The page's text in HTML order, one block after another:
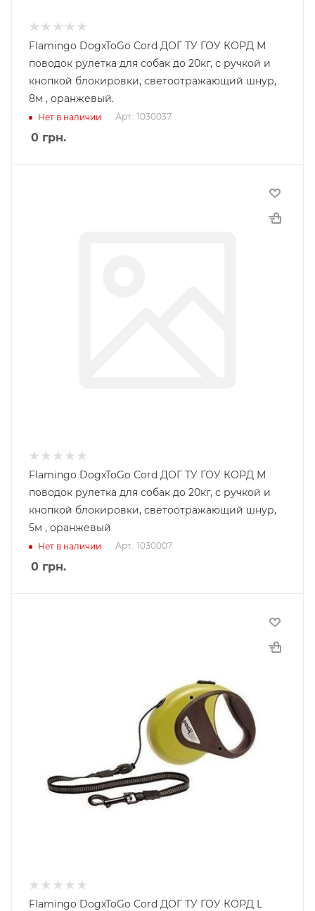
Flamingo DogxToGo Cord ДОГ ТУ ГОУ КОРД М
поводок рулетка для собак до 20кг, с ручкой и
кнопкой блокировки, светоотражающий шнур,
8м , оранжевый.
Нет в наличии Арт.: 1030037
0 грн.
Flamingo DogxToGo Cord ДОГ ТУ ГОУ КОРД М
поводок рулетка для собак до 20кг, с ручкой и
кнопкой блокировки, светоотражающий шнур,
5м , оранжевый
Нет в наличии Арт.: 1030007
0 грн.
Flamingo DogxToGo Cord ДОГ ТУ ГОУ КОРД L